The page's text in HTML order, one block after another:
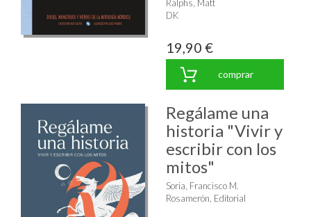
Ralphs, Matt
DK
19,90 €
comprar
Regálame una
historia "Vivir y
escribir con los
mitos"
Soria, Francisco M.
Rosamerón, Editorial